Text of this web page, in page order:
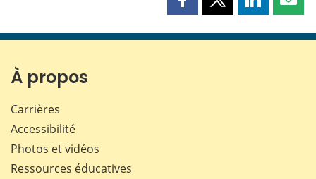
Partager
page
Partager
page
Partager
page page
À propos
Carrières
Accessibilité
Photos et vidéos
Ressources éducatives